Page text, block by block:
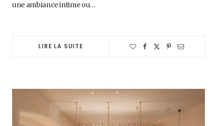
une ambiance intime ou…
LIRE LA SUITE